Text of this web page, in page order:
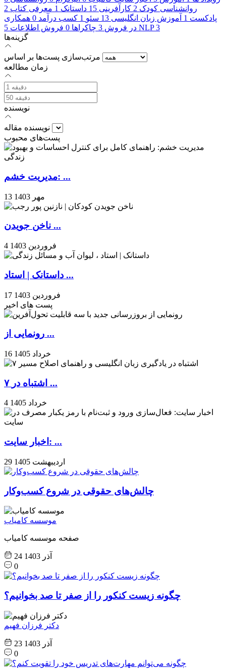
روانشناسی کودک 2 کارآفرینی 15 داستانک 1 معرفی کتاب 2
پادکست 1 آموزش زبان انگلیسی 13 سئو 1 کسب درآمد 0 همکاری
در فروش 3 چاکراها 0 فروش اطلاعات 5 NLP 3
گزینه‌ها
مرتب‌سازی پست‌ها بر اساس
زمان مطالعه
نویسنده
نویسنده مقاله
پست‌های محبوب
مدیریت خشم: ...
13 مهر 1403
ناخن جویدن ...
4 فروردین 1403
داستانک | استاد ...
17 فروردین 1403
پست های اخیر
رونمایی از ...
16 خرداد 1405
۷ اشتباه در ...
4 خرداد 1405
اخبار سایت: ...
29 اردیبهشت 1405
چالش‌های حقوقی در شروع کسب‌وکار
موسسه کامیاب
صفحه موسسه کامیاب
24 آذر 1403
0
چگونه زیست کنکور را از صفر تا صد بخوانیم؟
دکتر فرزان فهیم
23 آذر 1403
0